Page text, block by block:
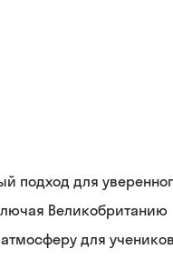
подход для
Великобританию
для учеников